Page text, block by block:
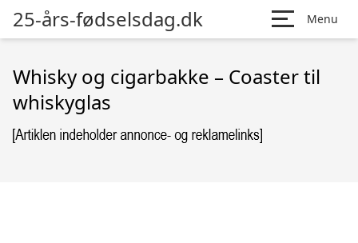
25-års-fødselsdag.dk Menu
Whisky og cigarbakke – Coaster til
whiskyglas